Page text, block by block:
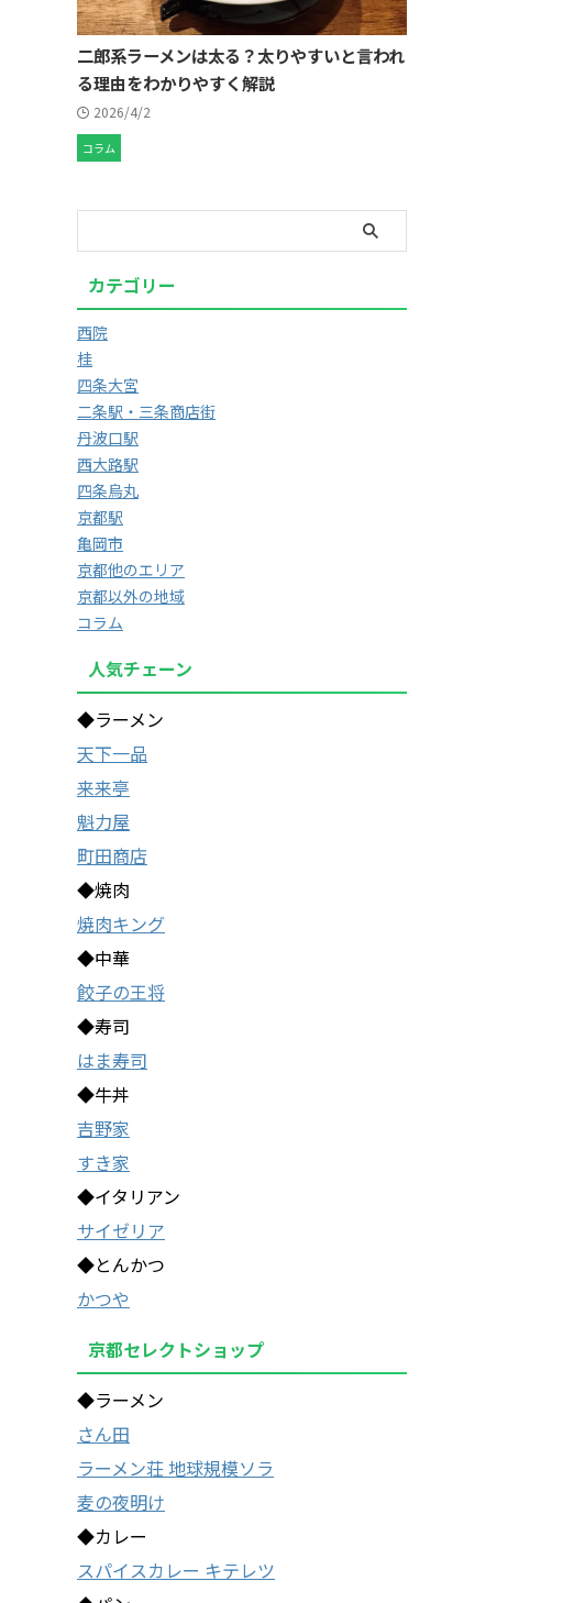
二郎系ラーメンは太る？太りやすいと言われ
る理由をわかりやすく解説
2026/4/2
コラム
カテゴリー
西院
桂
四条大宮
二条駅・三条商店街
丹波口駅
西大路駅
四条烏丸
京都駅
亀岡市
京都他のエリア
京都以外の地域
コラム
人気チェーン
◆ラーメン
天下一品
来来亭
魁力屋
町田商店
◆焼肉
焼肉キング
◆中華
餃子の王将
◆寿司
はま寿司
◆牛丼
吉野家
すき家
◆イタリアン
サイゼリア
◆とんかつ
かつや
京都セレクトショップ
◆ラーメン
さん田
ラーメン荘 地球規模ソラ
麦の夜明け
◆カレー
スパイスカレー キテレツ